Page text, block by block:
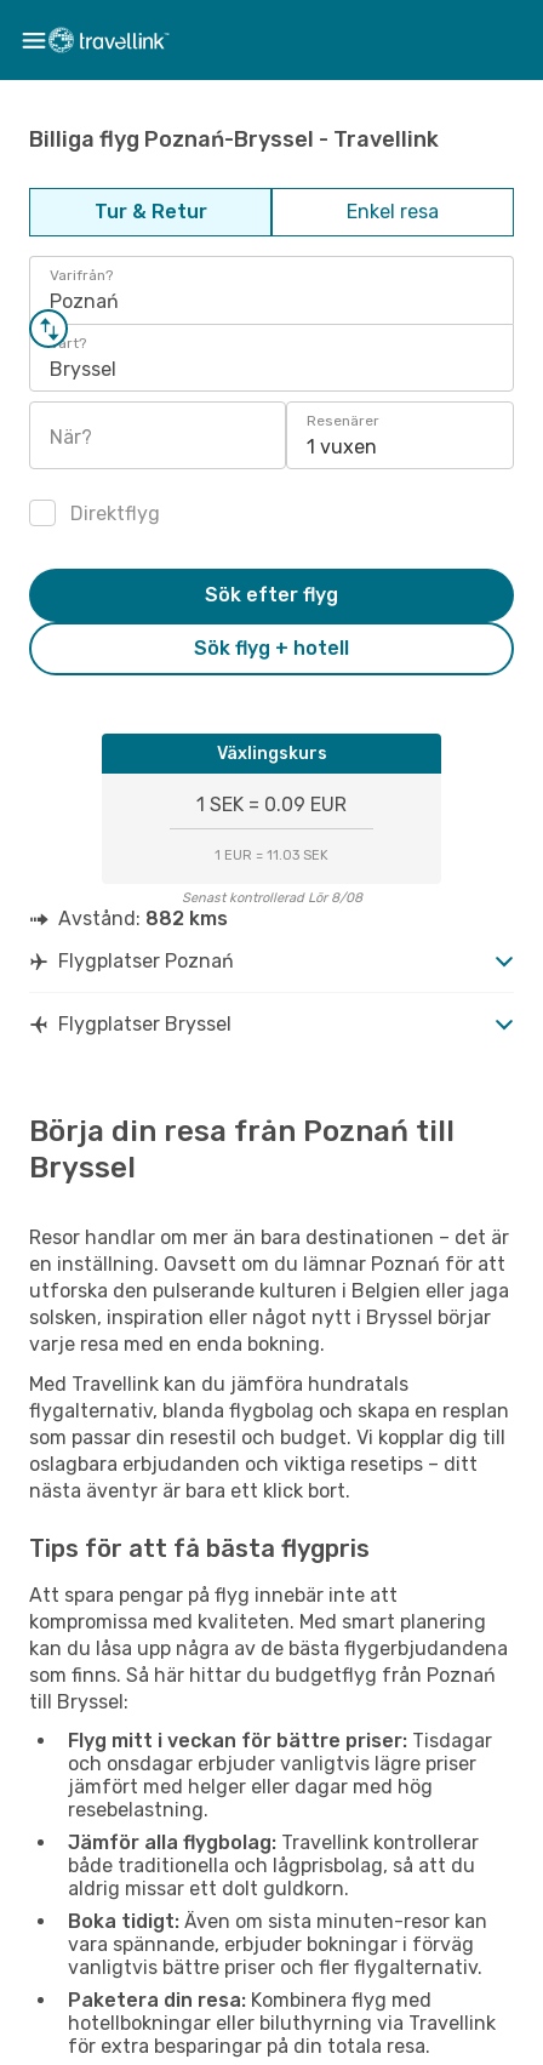
Billiga flyg Poznań-Bryssel - Travellink
Tur & Retur Enkel resa
Varifrån?
Poznań
Vart?
Bryssel
När?
Resenärer
1 vuxen
Direktflyg
Sök flyg + hotell
Sök efter flyg
Växlingskurs
1 SEK = 0.09 EUR
1 EUR = 11.03 SEK
Senast kontrollerad Lör 8/08
Avstånd: 882 kms
Flygplatser Poznań
Flygplatser Bryssel
Börja din resa från Poznań till
Bryssel
Resor handlar om mer än bara destinationen – det är
en inställning. Oavsett om du lämnar Poznań för att
utforska den pulserande kulturen i Belgien eller jaga
solsken, inspiration eller något nytt i Bryssel börjar
varje resa med en enda bokning.
Med Travellink kan du jämföra hundratals
flygalternativ, blanda flygbolag och skapa en resplan
som passar din resestil och budget. Vi kopplar dig till
oslagbara erbjudanden och viktiga resetips – ditt
nästa äventyr är bara ett klick bort.
Tips för att få bästa flygpris
Att spara pengar på flyg innebär inte att
kompromissa med kvaliteten. Med smart planering
kan du låsa upp några av de bästa flygerbjudandena
som finns. Så här hittar du budgetflyg från Poznań
till Bryssel:
Flyg mitt i veckan för bättre priser: Tisdagar
och onsdagar erbjuder vanligtvis lägre priser
jämfört med helger eller dagar med hög
resebelastning.
Jämför alla flygbolag: Travellink kontrollerar
både traditionella och lågprisbolag, så att du
aldrig missar ett dolt guldkorn.
Boka tidigt: Även om sista minuten-resor kan
vara spännande, erbjuder bokningar i förväg
vanligtvis bättre priser och fler flygalternativ.
Paketera din resa: Kombinera flyg med
hotellbokningar eller biluthyrning via Travellink
för extra besparingar på din totala resa.